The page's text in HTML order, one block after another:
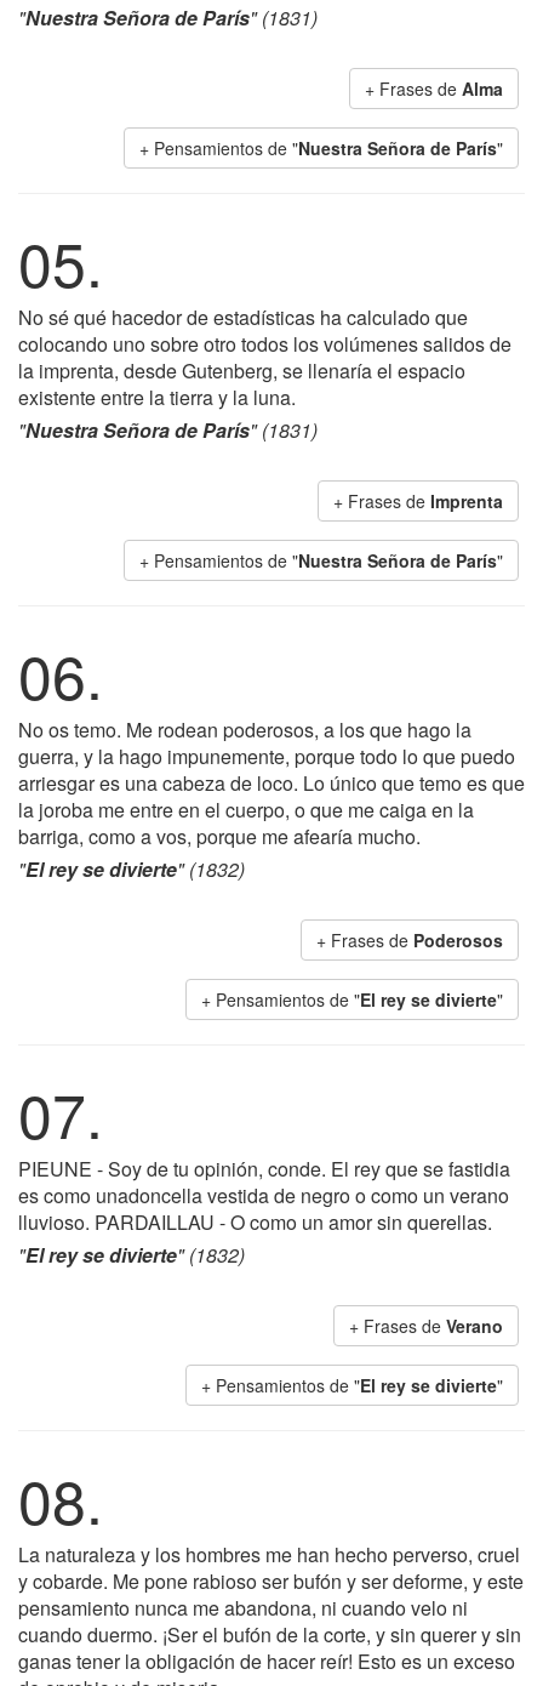
"Nuestra Señora de París" (1831)
+ Frases de Alma
+ Pensamientos de "Nuestra Señora de París"
05.
No sé qué hacedor de estadísticas ha calculado que
colocando uno sobre otro todos los volúmenes salidos de
la imprenta, desde Gutenberg, se llenaría el espacio
existente entre la tierra y la luna.
"Nuestra Señora de París" (1831)
+ Frases de Imprenta
+ Pensamientos de "Nuestra Señora de París"
06.
No os temo. Me rodean poderosos, a los que hago la
guerra, y la hago impunemente, porque todo lo que puedo
arriesgar es una cabeza de loco. Lo único que temo es que
la joroba me entre en el cuerpo, o que me caiga en la
barriga, como a vos, porque me afearía mucho.
"El rey se divierte" (1832)
+ Frases de Poderosos
+ Pensamientos de "El rey se divierte"
07.
PIEUNE - Soy de tu opinión, conde. El rey que se fastidia
es como unadoncella vestida de negro o como un verano
lluvioso. PARDAILLAU - O como un amor sin querellas.
"El rey se divierte" (1832)
+ Frases de Verano
+ Pensamientos de "El rey se divierte"
08.
La naturaleza y los hombres me han hecho perverso, cruel
y cobarde. Me pone rabioso ser bufón y ser deforme, y este
pensamiento nunca me abandona, ni cuando velo ni
cuando duermo. ¡Ser el bufón de la corte, y sin querer y sin
ganas tener la obligación de hacer reír! Esto es un exceso